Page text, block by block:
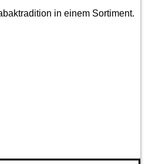
in einem Sortiment.